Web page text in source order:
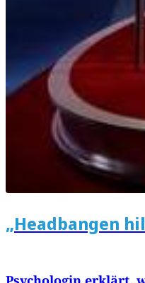
„Headbangen